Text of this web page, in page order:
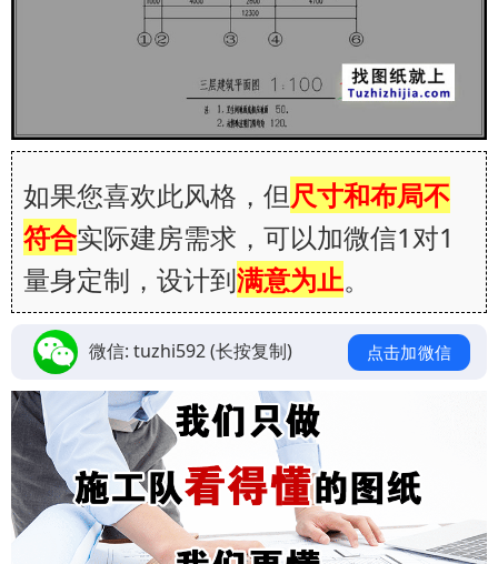
如果您喜欢此风格，但尺寸和布局不
符合实际建房需求，可以加微信1对1
量身定制，设计到满意为止。
微信: tuzhi592(长按复制) 点击加微信